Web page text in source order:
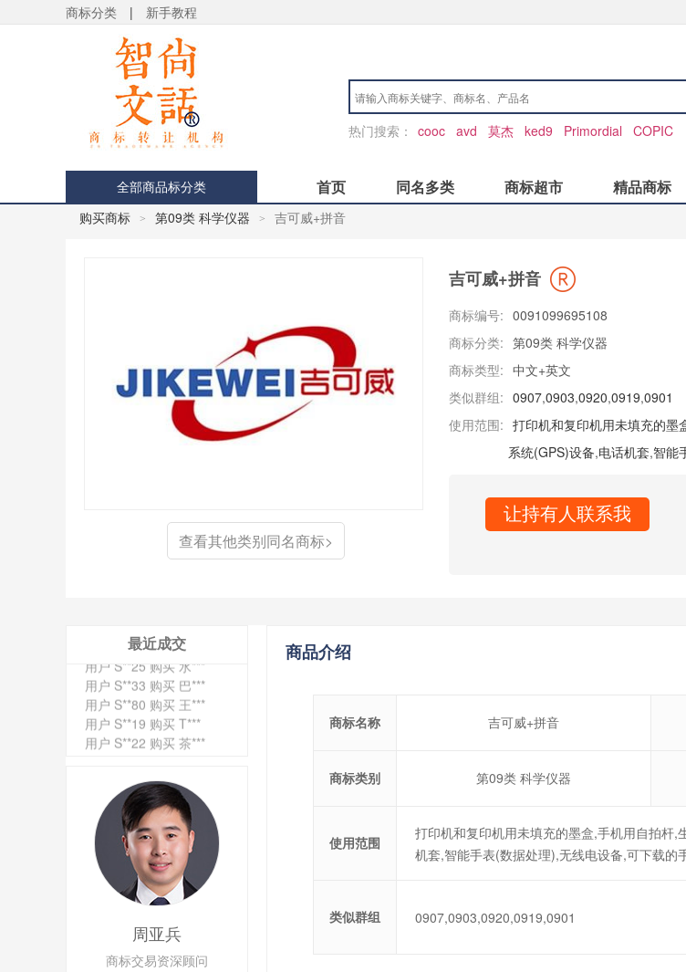
商标分类 | 新手教程
热门搜索： cooc avd 莫杰 ked9 Primordial COPIC
全部商品标分类 首页 同名多类 商标超市 精品商标
购买商标 > 第09类 科学仪器 > 吉可威+拼音
查看其他类别同名商标>
吉可威+拼音
商标编号: 0091099695108
商标分类: 第09类 科学仪器
商标类型: 中文+英文
类似群组: 0907,0903,0920,0919,0901
使用范围: 打印机和复印机用未填充的墨
系统(GPS)设备,电话机套,智能
让持有人联系我
最近成交
用户 S**4 购买 天***
用户 S**6 购买 七***
用户 S**0 购买 冠***
用户 S**4 购买 朴***
用户 S**5 购买 云***
用户 S**3 购买 K***
用户 S**0 购买 V***
用户 S**1 购买 皇***
用户 S**8 购买 专***
用户 S**14 购买 宅***
用户 S**26 购买 图***
用户 S**10 购买 侯***
用户 S**16 购买 火***
用户 S**25 购买 水***
用户 S**33 购买 巴***
用户 S**80 购买 王***
周亚兵
商标交易资深顾问
商品介绍
商标名称 吉可威+拼音
商标类别 第09类 科学仪器
使用范围
打印机和复印机用未填充的墨盒,手机用自拍杆
机套,智能手表(数据处理),无线电设备,可下载的
类似群组 0907,0903,0920,0919,0901